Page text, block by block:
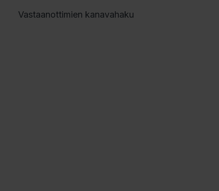
Vastaanottimien kanavahaku